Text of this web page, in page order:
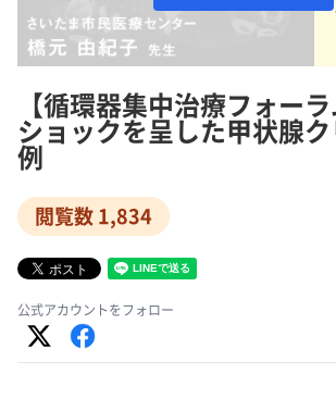
【循環器集中治療フォー
ショックを呈した甲状腺
例
閲覧数 1,834
公式アカウントをフォロー